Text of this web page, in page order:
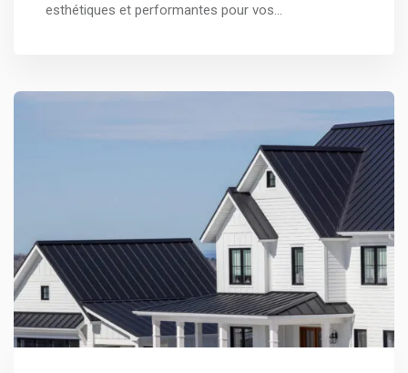
esthétiques et performantes pour vos…